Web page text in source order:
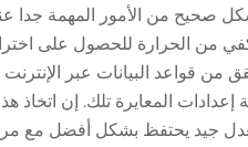
صحيح من الأمور المهمة جدا
من الحرارة للحصول على
من قواعد البيانات عبر
المعايرة تلك. إن اتخاذ
جيد يحتفظ بشكل أفضل مع